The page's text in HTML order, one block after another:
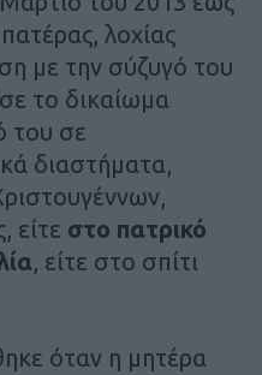
λοχίας
με την σύζυγό του
το δικαίωμα
του σε
διαστήματα,
είτε στο πατρικό
, είτε στο σπίτι
όταν η μητέρα